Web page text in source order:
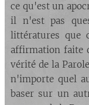
ce qu'est un
il n'est pas
littératures que
affirmation faite
vérité de la
n'importe quel
baser sur un